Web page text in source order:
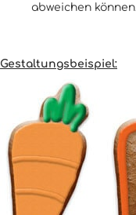
abweichen
Gestaltungsbeispiel: